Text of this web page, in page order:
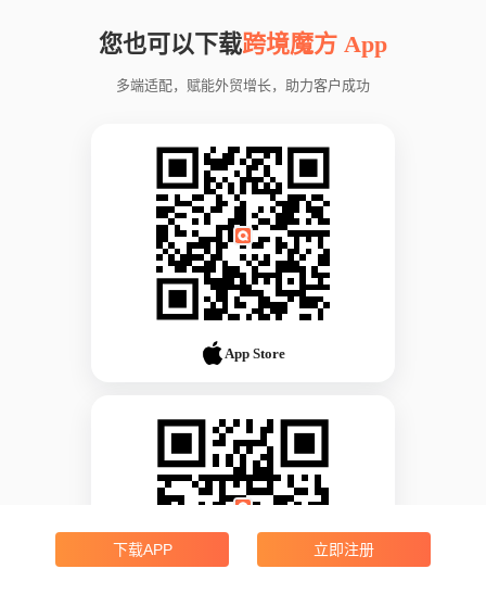
您也可以下载跨境魔方 App
多端适配，赋能外贸增长，助力客户成功
App Store
下载APP 立即注册